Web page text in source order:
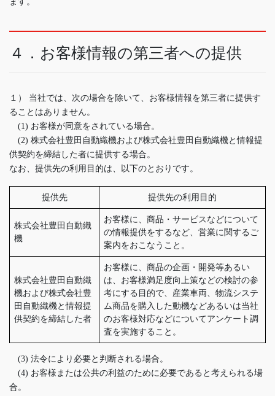
４．お客様情報の第三者への提供
１） 当社では、次の場合を除いて、お客様情報を第三者に提供す
ることはありません。
(1) お客様が同意をされている場合。
(2) 株式会社豊田自動織機および株式会社豊田自動織機と情報提
供契約を締結した者に提供する場合。
なお、提供先の利用目的は、以下のとおりです。
提供先 提供先の利用目的
株式会社豊田自動織
機
お客様に、商品・サービスなどについて
の情報提供をするなど、営業に関するご
案内をおこなうこと。
株式会社豊田自動織
機および株式会社豊
田自動織機と情報提
供契約を締結した者
お客様に、商品の企画・開発等あるい
は、お客様満足度向上策などの検討の参
考にする目的で、産業車両、物流システ
ム商品を購入した動機などあるいは当社
のお客様対応などについてアンケート調
査を実施すること。
(3) 法令により必要と判断される場合。
(4) お客様または公共の利益のために必要であると考えられる場
合。